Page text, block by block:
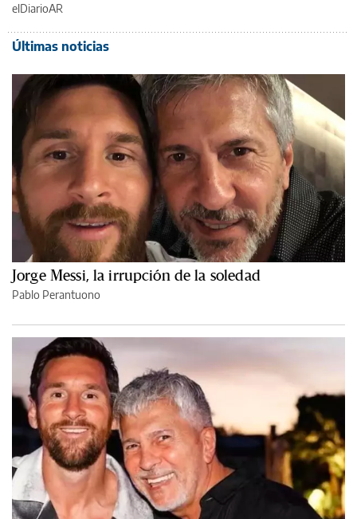
elDiarioAR
Últimas noticias
Jorge Messi, la irrupción de la soledad
Pablo Perantuono